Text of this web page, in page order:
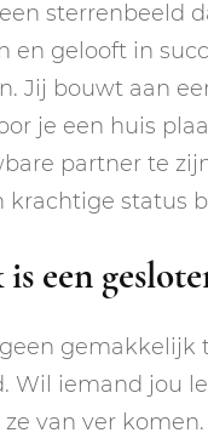
sterrenbeeld
en gelooft in
Jij bouwt aan
je een huis
partner te
krachtige status
een
gemakkelijk
Wil iemand jou
van ver